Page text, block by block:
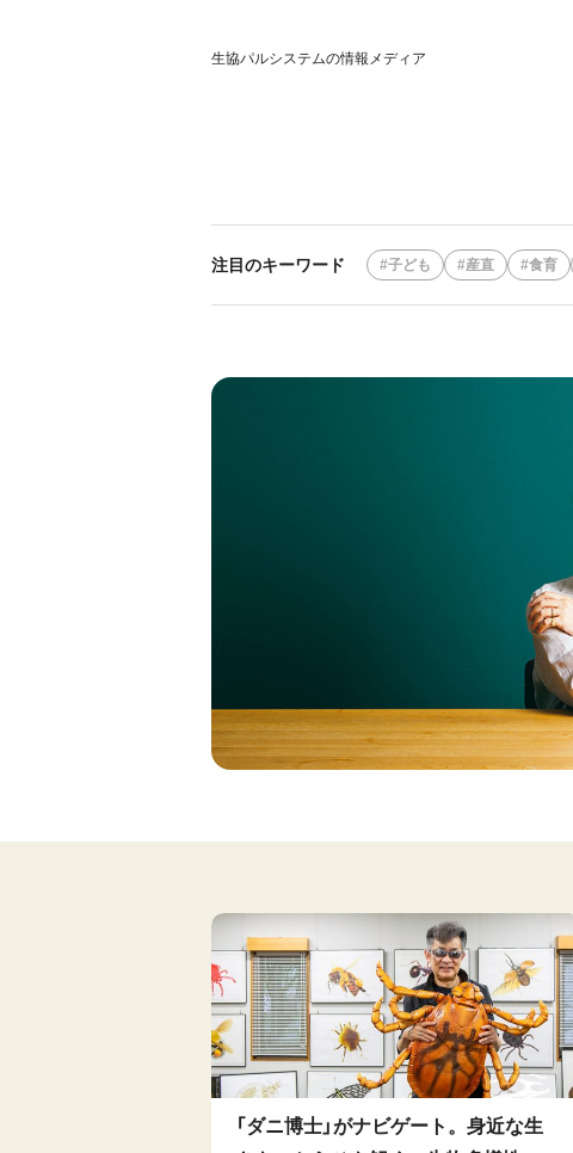
生協パルシステムの情報メディア
注目のキーワード 子ども 産直 食育
「ダニ博士」がナビゲート。身近な生